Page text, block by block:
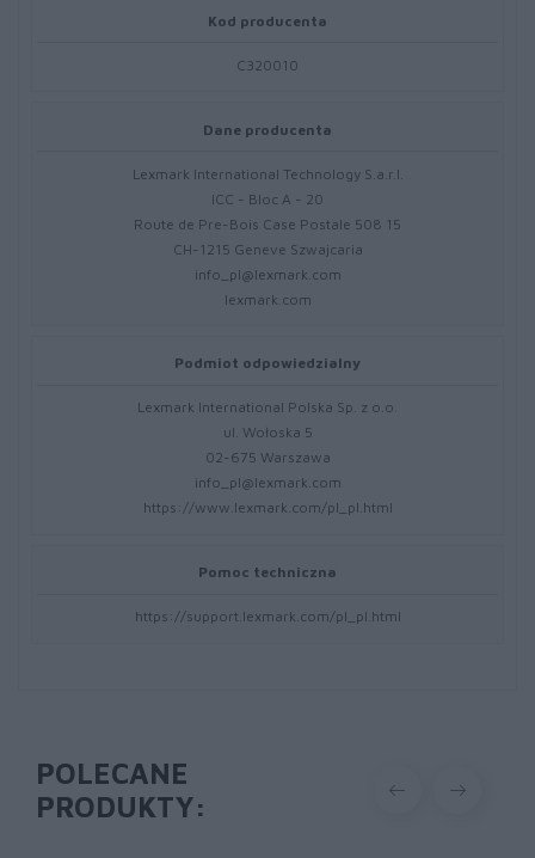
Kod producenta
C320010
Dane producenta
Lexmark International Technology S.a.r.l.
ICC - Bloc A - 20
Route de Pre-Bois Case Postale 508 15
CH-1215 Geneve Szwajcaria
info_pl@lexmark.com
lexmark.com
Podmiot odpowiedzialny
Lexmark International Polska Sp. z o.o.
ul. Wołoska 5
02-675 Warszawa
info_pl@lexmark.com
https://www.lexmark.com/pl_pl.html
Pomoc techniczna
https://support.lexmark.com/pl_pl.html
POLECANE
PRODUKTY: